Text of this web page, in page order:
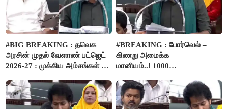
#BIG BREAKING : தவெக
அரசின் முதல் வேளாண் பட்ஜெட்
2026-27 : முக்கிய அம்சங்கள் ஓர்
#BREAKING : போர்வெல் –
கிணறு அமைக்க
மானியம்..! 1000
பம்புசெட் வழங்கப்படும்..!